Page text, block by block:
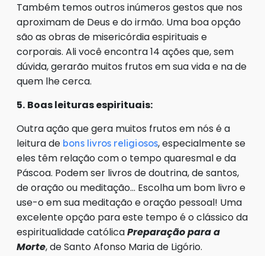
Também temos outros inúmeros gestos que nos
aproximam de Deus e do irmão. Uma boa opção
são as obras de misericórdia espirituais e
corporais. Ali você encontra 14 ações que, sem
dúvida, gerarão muitos frutos em sua vida e na de
quem lhe cerca.
5. Boas leituras espirituais:
Outra ação que gera muitos frutos em nós é a
leitura de bons livros religiosos, especialmente se
eles têm relação com o tempo quaresmal e da
Páscoa. Podem ser livros de doutrina, de santos,
de oração ou meditação… Escolha um bom livro e
use-o em sua meditação e oração pessoal! Uma
excelente opção para este tempo é o clássico da
espiritualidade católicaPreparação para a
Morte, de Santo Afonso Maria de Ligório.